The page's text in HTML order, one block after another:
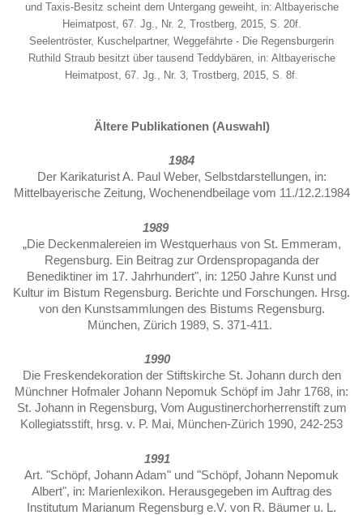
und Taxis-Besitz scheint dem Untergang geweiht, in: Altbayerische
Heimatpost, 67. Jg., Nr. 2, Trostberg, 2015, S. 20f.
Seelentröster, Kuschelpartner, Weggefährte - Die Regensburgerin
Ruthild Straub besitzt über tausend Teddybären, in: Altbayerische
Heimatpost, 67. Jg., Nr. 3, Trostberg, 2015, S. 8f.
Ältere Publikationen (Auswahl)
1984
Der Karikaturist A. Paul Weber, Selbstdarstellungen, in:
Mittelbayerische Zeitung, Wochenendbeilage vom 11./12.2.1984
1989
„Die Deckenmalereien im Westquerhaus von St. Emmeram,
Regensburg. Ein Beitrag zur Ordens­propaganda der
Benediktiner im 17. Jahrhundert", in: 1250 Jahre Kunst und
Kultur im Bistum Regensburg. Berichte und Forschungen. Hrsg.
von den Kunstsammlungen des Bistums Regensburg.
München, Zürich 1989, S. 371-411.
1990
Die Freskendekoration der Stiftskirche St. Johann durch den
Münchner Hofmaler Johann Nepomuk Schöpf im Jahr 1768, in:
St. Johann in Regensburg, Vom Augustinerchorherrenstift zum
Kollegiatsstift, hrsg. v. P. Mai, München-Zürich 1990, 242-253
1991
Art. "Schöpf, Johann Adam" und "Schöpf, Johann Nepomuk
Albert", in: Marienlexikon. Herausgegeben im Auftrag des
Institutum Marianum Regensburg e.V. von R. Bäumer u. L.